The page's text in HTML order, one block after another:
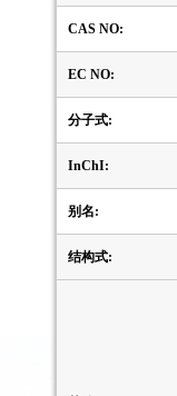
CAS NO:
EC NO:
分子式:
InChI:
别名:
结构式: